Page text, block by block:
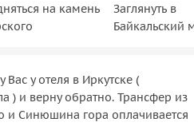
на камень
Заглянуть в
Байкальский
Вас у отеля в Иркутске (
) и верну обратно. Трансфер из
и Синюшина гора оплачивается